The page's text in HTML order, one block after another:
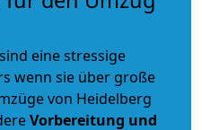
eine stressige
wenn sie über große
von Heidelberg
Vorbereitung und